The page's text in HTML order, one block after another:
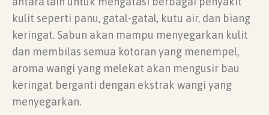
kulit seperti panu, gatal-gatal, kutu air, dan biang
keringat. Sabun akan mampu menyegarkan kulit
dan membilas semua kotoran yang menempel,
aroma wangi yang melekat akan mengusir bau
keringat berganti dengan ekstrak wangi yang
menyegarkan.